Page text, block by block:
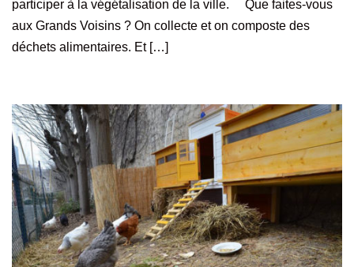
participer à la végétalisation de la ville. Que faites-vous
aux Grands Voisins ? On collecte et on composte des
déchets alimentaires. Et […]